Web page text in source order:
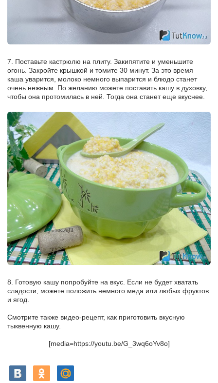
7. Поставьте кастрюлю на плиту. Закипятите и уменьшите
огонь. Закройте крышкой и томите 30 минут. За это время
каша уварится, молоко немного выпарится и блюдо станет
очень нежным. По желанию можете поставить кашу в духовку,
чтобы она протомилась в ней. Тогда она станет еще вкуснее.
8. Готовую кашу попробуйте на вкус. Если не будет хватать
сладости, можете положить немного меда или любых фруктов
и ягод.
Смотрите также видео-рецепт, как приготовить вкусную
тыквенную кашу.
[media=https://youtu.be/G_3wq6oYv8o]